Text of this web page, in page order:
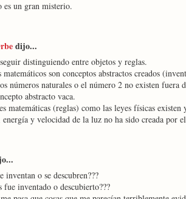
es un gran misterio.
dijo...
distinguiendo entre objetos y reglas.
son conceptos abstractos creados
números naturales o el número 2 no existen fuera
abstracto vaca.
matemáticas (reglas) como las leyes físicas
energía y velocidad de la luz no ha sido creada por
inventan o se descubren???
fue inventado o descubierto???